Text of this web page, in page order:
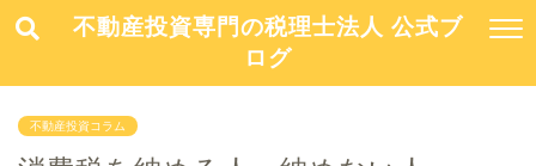
不動産投資専門の税理士法人 公式ブ
ログ
不動産投資コラム